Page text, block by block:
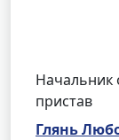
Начальник
пристав
Глянь